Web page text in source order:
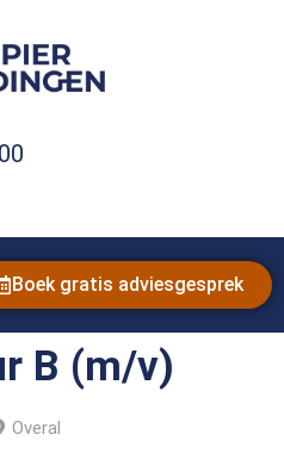
Boek gratis adviesgesprek
B (m/v)
Overal